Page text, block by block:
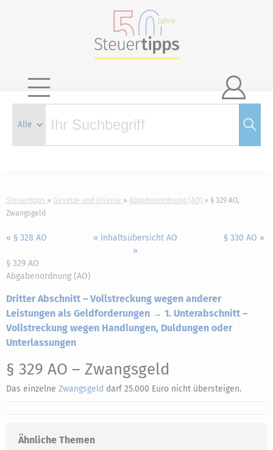

Steuertipps Gesetze und Erlasse Abgabenordnung (AO)
§ 329 AO,
Zwangsgeld
« § 328 AO
« Inhaltsübersicht AO
»
§ 330 AO »
§ 329 AO
Abgabenordnung (AO)
Dritter Abschnitt – Vollstreckung wegen anderer
Leistungen als Geldforderungen → 1. Unterabschnitt –
Vollstreckung wegen Handlungen, Duldungen oder
Unterlassungen
§ 329 AO – Zwangsgeld
Das einzelne Zwangsgeld darf 25.000 Euro nicht übersteigen.
Ähnliche Themen